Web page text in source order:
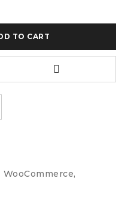
TO CART
WooCommerce,